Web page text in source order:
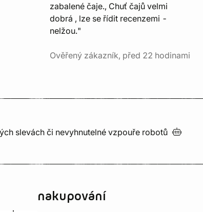
zabalené čaje., Chuť čajů velmi
dobrá , lze se řídit recenzemi -
nelžou."
Ověřený zákazník, před 22 hodinami
slevách či nevyhnutelné vzpouře robotů
nakupování